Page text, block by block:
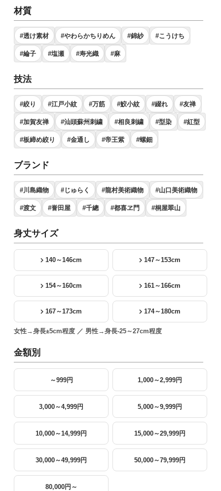
材質
#透け素材 #やわらかちりめん #錦紗 #こうけち
#綸子 #塩瀬 #寿光織 #麻
技法
#絞り #江戸小紋 #万筋 #鮫小紋 #綴れ #友禅
#加賀友禅 #汕頭蘇州刺繍 #相良刺繍 #型染 #紅型
#板締め絞り #金通し #帝王紫 #螺鈿
ブランド
#川島織物 #じゅらく #龍村美術織物 #山口美術織物
#渡文 #誉田屋 #千總 #都喜ヱ門 #桐屋翠山
身丈サイズ
140～146cm 147～153cm
154～160cm 161～166cm
167～173cm 174～180cm
女性→身長±5cm程度 ／ 男性→身長-25～27cm程度
金額別
～999円 1,000～2,999円
3,000～4,999円 5,000～9,999円
10,000～14,999円 15,000～29,999円
30,000～49,999円 50,000～79,999円
80,000円～